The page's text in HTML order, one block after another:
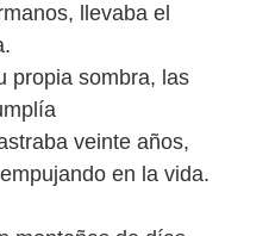
llevaba el
propia sombra, las
veinte años,
en la vida.